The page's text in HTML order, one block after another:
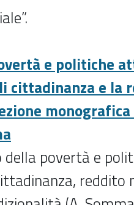
e politiche
cittadinanza e la
della povertà e